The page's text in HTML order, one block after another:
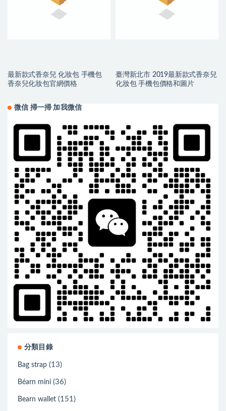
最新款式香奈兒 化妝包 手機包
香奈兒化妝包官網價格
臺灣新北市 2019最新款式香奈兒
化妝包 手機包價格和圖片
微信 掃一掃 加我微信
分類目錄
Bag strap (13)
Béarn mini (36)
Bearn wallet (151)